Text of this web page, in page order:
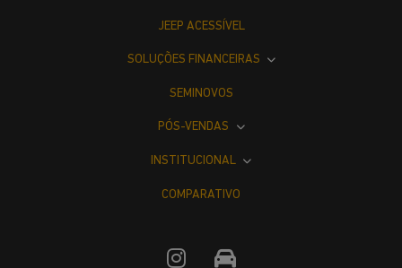
JEEP ACESSÍVEL
SOLUÇÕES FINANCEIRAS
SEMINOVOS
PÓS-VENDAS
INSTITUCIONAL
COMPARATIVO